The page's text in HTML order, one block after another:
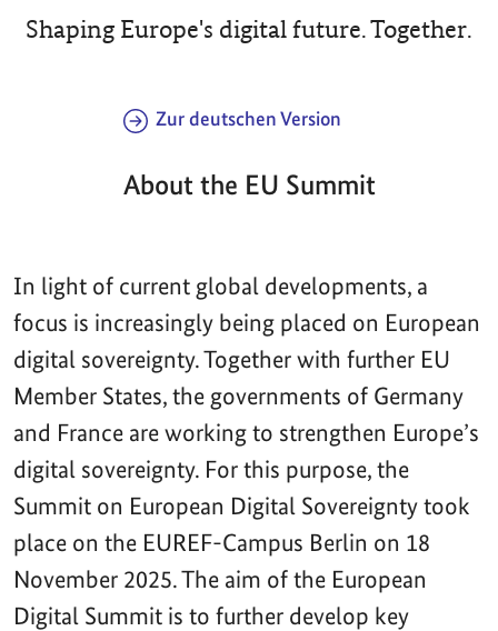
Shaping Europe's digital future. Together.
Zur deutschen Version
About the EU Summit
In light of current global developments, a
focus is increasingly being placed on European
digital sovereignty. Together with further EU
Member States, the governments of Germany
and France are working to strengthen Europe’s
digital sovereignty. For this purpose, the
Summit on European Digital Sovereignty took
place on the EUREF-Campus Berlin on 18
November 2025. The aim of the European
Digital Summit is to further develop key